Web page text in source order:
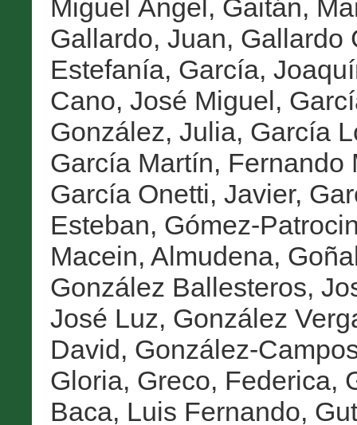
Miguel Ángel, Gaitán,
Gallardo, Juan, Gallardo
Estefanía, García,
Cano, José Miguel,
González, Julia, García
García Martín, Fernando
García Onetti, Javier,
Esteban, Gómez-
Macein, Almudena,
González Ballesteros,
José Luz, González
David, González-
Gloria, Greco, Federica,
Baca, Luis Fernando,